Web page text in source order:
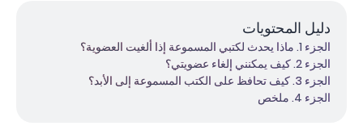
دليل المحتويات
الجزء 1. ماذا يحدث لكتبي المسموعة إذا ألغيت العضوية؟
الجزء 2. كيف يمكنني إلغاء عضويتي؟
الجزء 3. كيف تحافظ على الكتب المسموعة إلى الأبد؟
الجزء 4. ملخص